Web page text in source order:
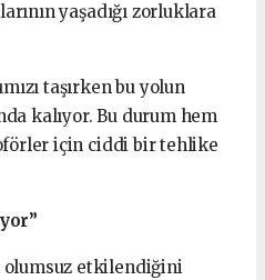
yaşadığı zorluklara
taşırken bu yolun
kalıyor. Bu durum hem
için ciddi bir tehlike
olumsuz etkilendiğini